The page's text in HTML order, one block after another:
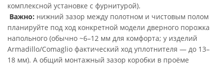
комплексной установке с фурнитурой).
Важно: нижний зазор между полотном и чистовым полом
планируйте под ход конкретной модели дверного порожка
напольного (обычно ~6–12 мм для комфорта; у изделий
Armadillo/Comaglio фактический ход уплотнителя — до 13–
18 мм). А общий монтажный зазор коробки в проёме